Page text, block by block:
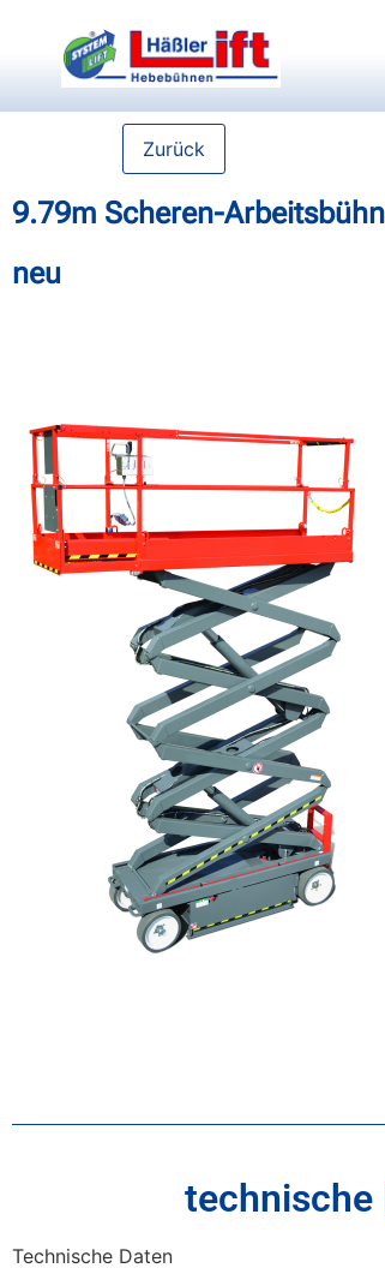
Zurück
9.79m Scheren-
neu
technische
Technische Daten